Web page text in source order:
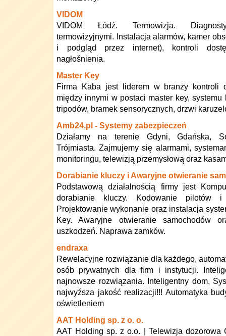
VIDOM
VIDOM Łódź. Termowizja.
termowizyjnymi. Instalacja alarmów, kamer
i podgląd przez internet), kontroli
nagłośnienia.
Master Key
Firma Kaba jest liderem w branży kontroli
między innymi w postaci master key,
tripodów, bramek sensorycznych, drzwi
Amb24.pl - Systemy zabezpieczeń
Działamy na terenie Gdyni, Gdańska,
Trójmiasta. Zajmujemy się alarmami,
monitoringu, telewizją przemysłową oraz
Dorabianie kluczy i Awaryjne otwieranie
Podstawową działalnością firmy jest
dorabianie kluczy. Kodowanie pilotów
Projektowanie wykonanie oraz instalacja
Key. Awaryjne otwieranie samochodów
uszkodzeń. Naprawa zamków.
endraxa
Rewelacyjne rozwiązanie dla każdego,
osób prywatnych dla firm i instytucji.
najnowsze rozwiązania. Inteligentny dom,
najwyźsza jakość realizacji!!! Automatyka
oświetleniem
AAT Holding sp. z o. o.
AAT Holding sp. z o.o. | Telewizja dozorowa